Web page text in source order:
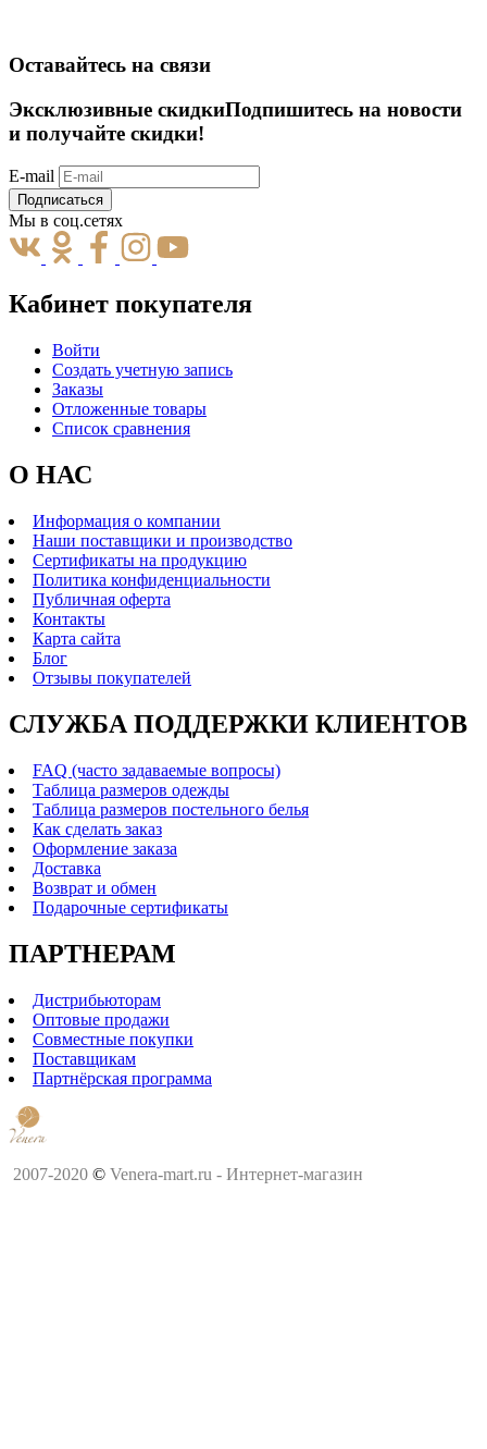
Оставайтесь на связи
Эксклюзивные скидкиПодпишитесь на новости
и получайте скидки!
E-mail
Подписаться
Мы в соц.сетях
Кабинет покупателя
Войти
Создать учетную запись
Заказы
Отложенные товары
Список сравнения
О НАС
Информация о компании
Наши поставщики и производство
Сертификаты на продукцию
Политика конфиденциальности
Публичная оферта
Контакты
Карта сайта
Блог
Отзывы покупателей
СЛУЖБА ПОДДЕРЖКИ КЛИЕНТОВ
FAQ (часто задаваемые вопросы)
Таблица размеров одежды
Таблица размеров постельного белья
Как сделать заказ
Оформление заказа
Доставка
Возврат и обмен
Подарочные сертификаты
ПАРТНЕРАМ
Дистрибьюторам
Оптовые продажи
Совместные покупки
Поставщикам
Партнёрская программа
2007-2020 © Venera-mart.ru - Интернет-магазин